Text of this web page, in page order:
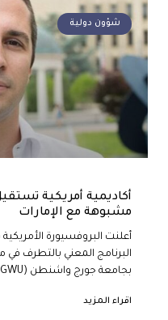
شؤون دولية
أكاديمية أمريكية
مشبوهة مع الإمارات
أعلنت البروفسيورة
البرنامج المعني بالتطرف في
بجامعة جورج واشنطن (GWU) احتجاجا
اقراء المزيد